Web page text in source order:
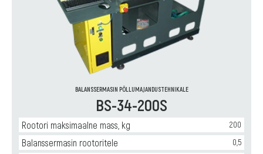
BALANSSERMASIN PÕLLUMAJANDUSTEHNIKALE
BS-34-200S
Rootori maksimaalne mass, kg 200
Balanssermasin rootoritele 0,5